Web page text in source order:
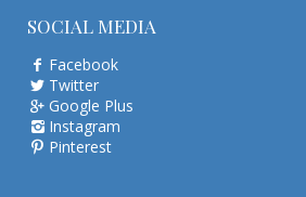
SOCIAL MEDIA
Facebook
Twitter
Google Plus
Instagram
Pinterest